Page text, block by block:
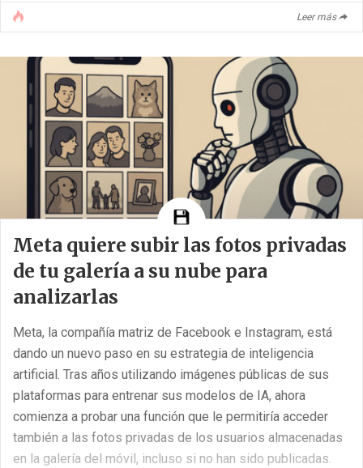
la herramienta “Buscar” de Apple.
Cómo funciona la nueva herramienta de Instagram
Al abrir la aplicación, los usuarios pueden acceder a la
función pulsando el círculo de “Map” que aparece en la
página de [...]
Leer más
Meta quiere subir las fotos privadas
de tu galería a su nube para
analizarlas
Meta, la compañía matriz de Facebook e Instagram, está
dando un nuevo paso en su estrategia de inteligencia
artificial. Tras años utilizando imágenes públicas de sus
plataformas para entrenar sus modelos de IA, ahora
comienza a probar una función que le permitiría acceder
también a las fotos privadas de los usuarios almacenadas
en la galería del móvil, incluso si no han sido publicadas.